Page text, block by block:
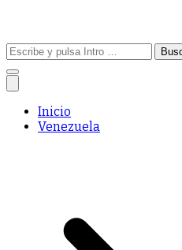
Buscar:
Inicio
Venezuela